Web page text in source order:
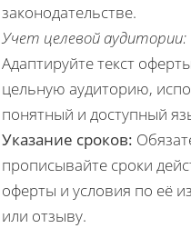
законодательстве.
Учет целевой аудитории:
Адаптируйте текст
цельную аудиторию,
понятный и доступный
Указание сроков:
прописывайте сроки
оферты и условия по её
или отзыву.